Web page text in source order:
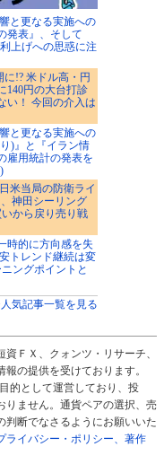
と更なる実施への
発表』、そして
上げへの思惑に注
に!? 米ドル高・円
140円の大台打診
い！ 今回の介入は
と更なる実施への
)』と『イラン情
雇用統計の発表を
米当局の防衛ライ
神田シーリング
から戻り売り戦
時的に方向感を失
トレンド継続は変
ングポイントと
気記事一覧を見る
ＦＸ、クォンツ・リサーチ、
の提供を受けております。
的として運営しており、投
りません。通貨ペアの選択、売
判断でなさるようにお願いいた
ライバシー・ポリシー、著作